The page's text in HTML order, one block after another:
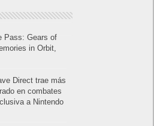
Pass: Gears of
in Orbit,
Direct trae más
en combates
a Nintendo